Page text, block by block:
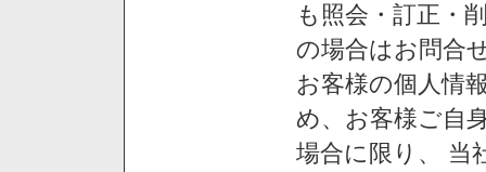
も照会・訂正・
の場合はお問合
お客様の個人情
め、お客様ご自
場合に限り、 当